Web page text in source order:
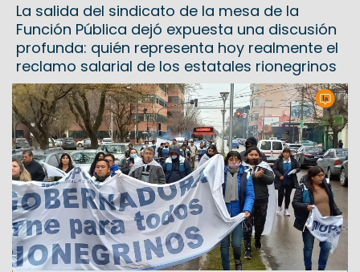
La salida del sindicato de la mesa de la
Función Pública dejó expuesta una discusión
profunda: quién representa hoy realmente el
reclamo salarial de los estatales rionegrinos